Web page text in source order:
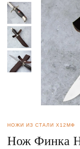
НОЖИ ИЗ СТАЛИ Х12МФ
Нож Финка